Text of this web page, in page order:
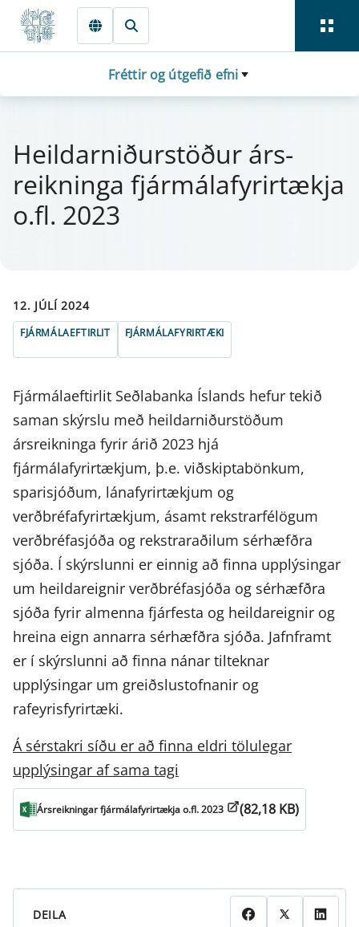
Fara beint í Meginmál
Fréttir og útgefið efni
Heil­d­arniður­stöður árs­
reikn­inga fjá­r­mála­fyr­ir­tækja
o.fl. 2023
12. JÚLÍ 2024
FJÁRMÁLAEFTIRLIT FJÁRMÁLAFYRIRTÆKI
Fjármálaeftirlit Seðlabanka Íslands hefur tekið
saman skýrslu með heildarniðurstöðum
ársreikninga fyrir árið 2023 hjá
fjármálafyrirtækjum, þ.e. viðskiptabönkum,
sparisjóðum, lánafyrirtækjum og
verðbréfafyrirtækjum, ásamt rekstrarfélögum
verðbréfasjóða og rekstraraðilum sérhæfðra
sjóða. Í skýrslunni er einnig að finna upplýsingar
um heildareignir verðbréfasjóða og sérhæfðra
sjóða fyrir almenna fjárfesta og heildareignir og
hreina eign annarra sérhæfðra sjóða. Jafnframt
er í skýrslunni að finna nánar tilteknar
upplýsingar um greiðslustofnanir og
rafeyrisfyrirtæki.
Á sérstakri síðu er að finna eldri tölulegar
upplýsingar af sama tagi
Ársreikningar fjármálafyrirtækja o.fl. 2023 (82,18 KB)
DEILA